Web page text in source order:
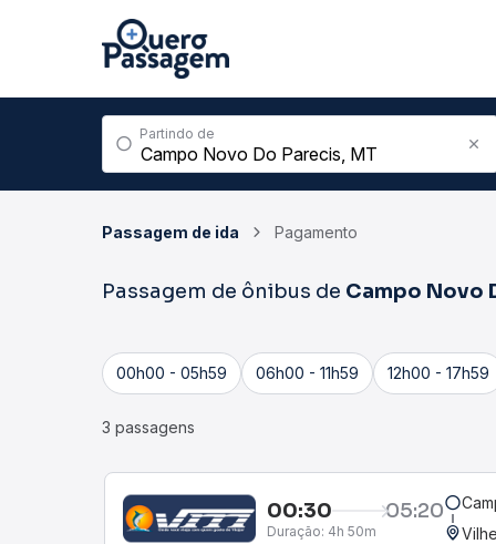
Partindo de
Passagem de ida Pagamento
Passagem de ônibus de Campo Novo
00h00 - 05h59 06h00 - 11h59 12h00 - 17h59
3 passagens
00:30 05:20
Duração: 4h 50m